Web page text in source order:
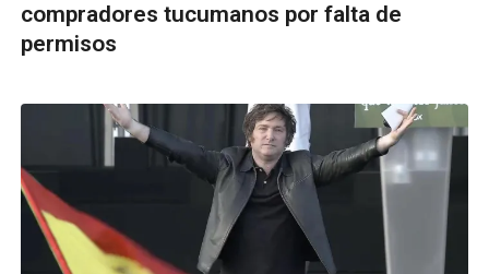
compradores tucumanos por falta de
permisos